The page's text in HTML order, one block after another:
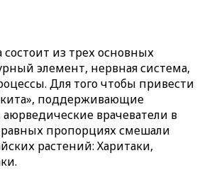
из трех основных
элемент, нервная система,
Для того чтобы привести
кита», поддерживающие
аюрведические врачеватели в
пропорциях смешали
растений: Харитаки,